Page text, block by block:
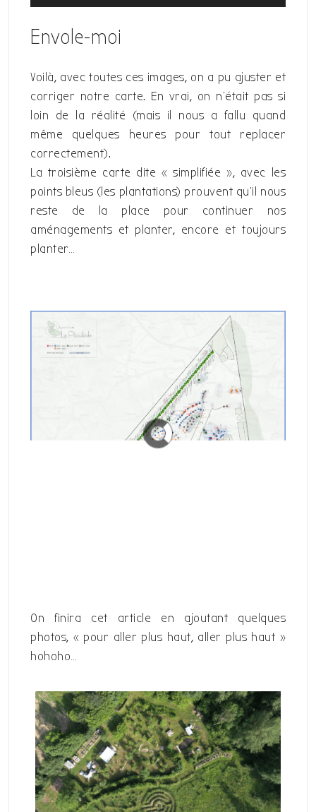
Envole-moi
Voilà, avec toutes ces images, on a pu ajuster et
corriger notre carte. En vrai, on n’était pas si
loin de la réalité (mais il nous a fallu quand
même quelques heures pour tout replacer
correctement).
La troisième carte dite « simplifiée », avec les
points bleus (les plantations) prouvent qu’il nous
reste de la place pour continuer nos
aménagements et planter, encore et toujours
planter…
On finira cet article en ajoutant quelques
photos, « pour aller plus haut, aller plus haut »
hohoho…